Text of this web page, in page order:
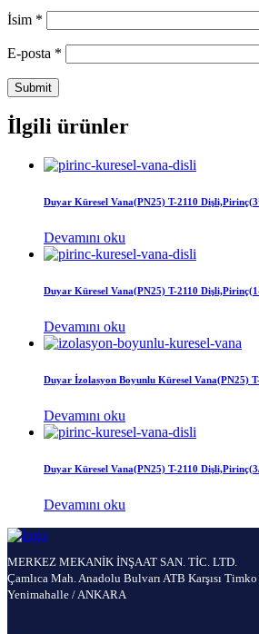
İsim *
E-posta *
İlgili ürünler
Duyar Küresel Vana(PN25) T-2110
Devamını oku
Duyar Küresel Vana(PN25) T-2110
Devamını oku
Duyar İzolasyon Boyunlu Küresel Vana(PN25)
Devamını oku
Duyar Küresel Vana(PN25) T-2110
Devamını oku
MERKEZ MEKANİK İNŞAAT SAN. TİC. LTD.
Çamlıca Mah. Anadolu Bulvarı ATB Karşısı
Yenimahalle / ANKARA